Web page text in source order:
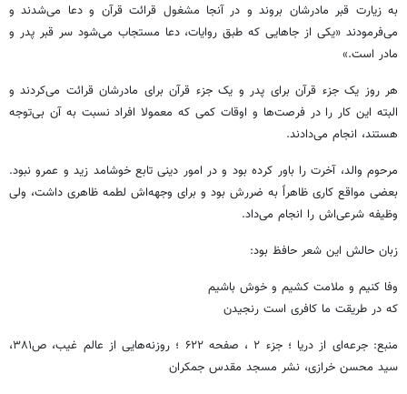
به زیارت قبر مادرشان بروند و در آنجا مشغول قرائت قرآن و دعا می‌شدند و
می‌فرمودند «یکی از جاهایی که طبق روایات، دعا مستجاب می‌شود سر قبر پدر و
مادر است.»
هر روز یک جزء قرآن برای پدر و یک جزء قرآن برای مادرشان قرائت می‌کردند و
البته این کار را در فرصت‌ها و اوقات کمی که معمولا افراد نسبت به آن بی‌توجه
هستند، انجام می‌دادند.
مرحوم والد، آخرت را باور کرده بود و در امور دینی تابع خوشامد زید و عمرو نبود.
بعضی مواقع کاری ظاهراً به ضررش بود و برای وجهه‌اش لطمه ظاهری داشت، ولی
وظیفه شرعی‌اش را انجام می‌داد.
زبان حالش این شعر حافظ بود:
وفا کنیم و ملامت کشیم و خوش باشیم
که در طریقت ما کافری است رنجیدن
منبع: جرعه‌ای از دریا ؛ جزء ۲ ، صفحه ۶۲۲ ؛ روزنه‌هایی از عالم غیب، ص۳۸۱،
سید محسن خرازی، نشر مسجد مقدس جمکران